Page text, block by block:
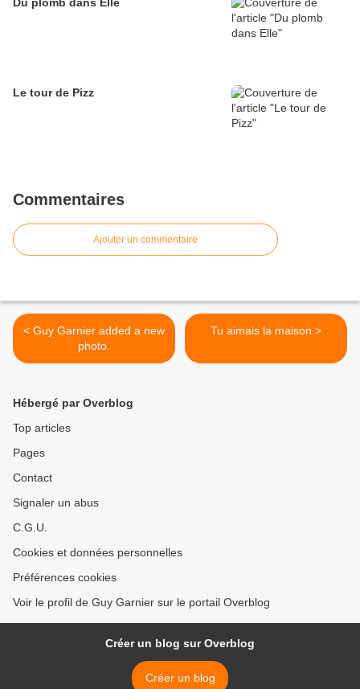
Le tour de Pizz
Commentaires
Ajouter un commentaire
< Guy Garnier added a new
photo.
Tu aimais la maison >
Hébergé par Overblog
Top articles
Pages
Contact
Signaler un abus
C.G.U.
Cookies et données personnelles
Préférences cookies
Voir le profil de Guy Garnier sur le portail Overblog
Créer un blog sur Overblog
Créer un blog